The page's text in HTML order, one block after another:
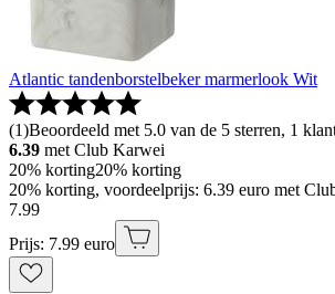
Atlantic tandenborstelbeker marmerlook Wit
(1)Beoordeeld met 5.0 van de 5 sterren, 1
6.39 met Club Karwei
20% korting20% korting
20% korting, voordeelprijs: 6.39 euro met
7.99
Prijs: 7.99 euro